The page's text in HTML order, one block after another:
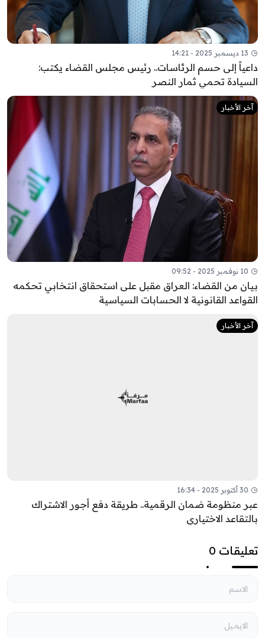
13 ديسمبر 2025 - 14:21
داعياً إلى حسم الرئاسات.. رئيس مجلس القضاء يكتب:
السيادة تحمي ثمار النصر
آخر الأخبار
10 نوفمبر 2025 - 09:52
بيان من القضاء: العراق مقبل على استحقاق انتخابي تحكمه
القواعد القانونية لا الحسابات السياسية
آخر الأخبار
30 أكتوبر 2025 - 16:34
عبر منظومة ضمان الرقمية.. طريقة دفع أجور الاشتراك
بالتقاعد الاختياري
تعليقات 0